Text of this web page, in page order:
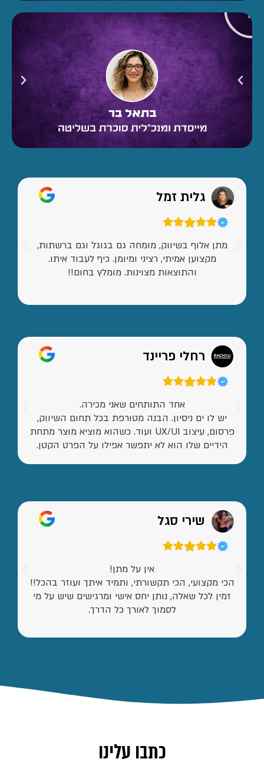
גלית זמל
מתן אלוף בשיווק, מומחה גם בגוגל וגם ברשתות,
מקצוען אמיתי, רציני ומיומן. כיף לעבוד איתו.
והתוצאות מצוינות. מומלץ בחום!!
רחלי פריינד
אחד התותחים שאני מכירה.
יש לו ים ניסיון. הבנה מטורפת בכל תחום השיווק,
פרסום, עיצוב UX/UI ועוד. כשהוא מוציא מוצר מתחת
הידיים שלו הוא לא יתפשר אפילו על הפרט הקטן.
שירי סגל
אין על מתן!
הכי מקצועי, הכי תקשורתי, ותמיד איתך ועוזר בהכל!!
זמין לכל שאלה, נותן יחס אישי ומרגישים שיש על מי
לסמוך לאורך כל הדרך.
כתבו עלינו